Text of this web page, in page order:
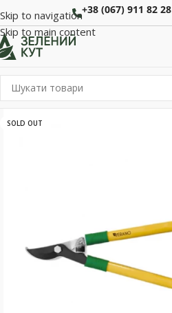
Skip to navigation
Skip to main content
+38 (067) 911 82 28
SOLD OUT